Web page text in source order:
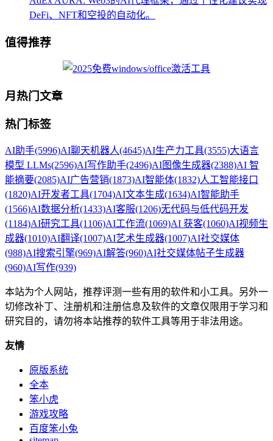
DeFi、NFT和空投的自动化。
值得推荐
月热门文章
热门标签
AI助手(5996)AI聊天机器人(4645)AI生产力工具(3555)大语言
模型 LLMs(2596)AI写作助手(2496)AI图像生成器(2388)AI 智
能摘要(2085)AI广告营销(1873)AI智能体(1832)人工智能接口
(1820)AI开发者工具(1704)AI文本生成(1634)AI智能助手
(1566)AI数据分析(1433)AI客服(1206)无代码与低代码开发
(1184)AI研究工具(1106)AI工作流(1069)AI 获客(1060)AI视频生
成器(1010)AI翻译(1007)AI艺术生成器(1007)AI社交媒体
(988)AI搜索引擎(969)AI解答(960)AI社交媒体帖子生成器
(960)AI写作(939)
本站为个人网站，推荐评测一些有用的软件和小工具。另外一
切修改补丁、注册机和注册信息及软件的文章仅限用于学习和
研究目的，请勿将本站推荐的软件工具等用于非法用途。
友情
原版系统
全本
笨小虎
游戏攻略
百度笨小兔